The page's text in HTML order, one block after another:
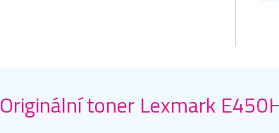
Originální toner Lexmark